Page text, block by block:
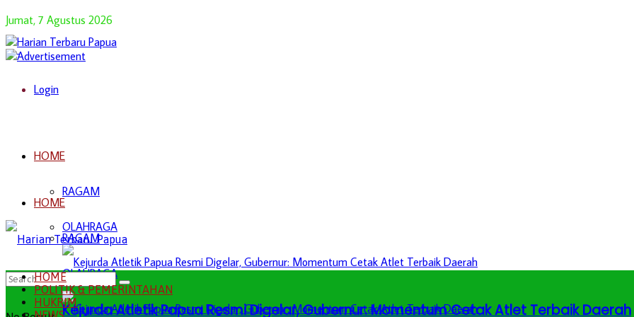
Jumat, 7 Agustus 2026
Login
HOME
RAGAM
OLAHRAGA
Kejurda Atletik Papua Resmi Digelar, Gubernur: Momentum Cetak Atlet Terbaik Daerah
HOME
RAGAM
OLAHRAGA
HOME
POLITIK & PEMERINTAHAN
HUKRIM